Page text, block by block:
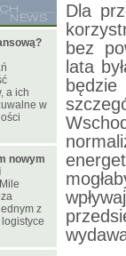
Dla
bez
lata
a ich
w
nowym
z